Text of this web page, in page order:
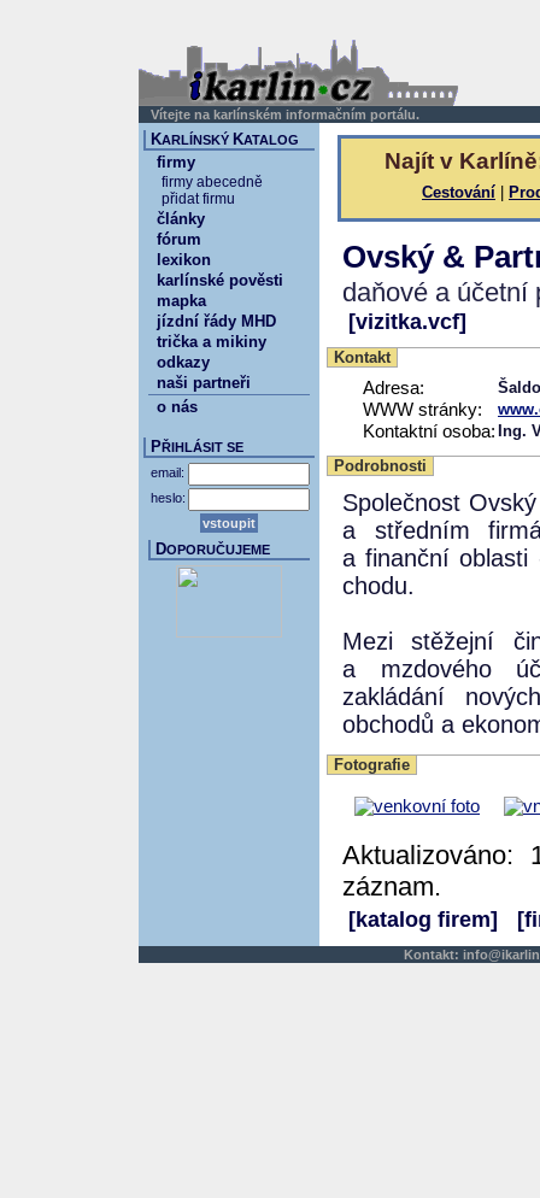
Vítejte na karlínském informačním portálu.
Najít v
Cestování
Ovský &
daňové a účetní
[vizitka.vcf]
Kontakt
Adresa:
WWW stránky:
Kontaktní osoba: Ing.
Podrobnosti
Společnost
a středním
a finanční oblasti
chodu.
Mezi stěžejní
a mzdového
zakládání
obchodů a
Fotografie
Aktualizováno:
záznam.
[katalog firem]
KARLÍNSKÝ KATALOG
firmy
firmy abecedně
přidat firmu
články
fórum
lexikon
karlínské pověsti
mapka
jízdní řády MHD
trička a mikiny
odkazy
naši partneři
o nás
PŘIHLÁSIT SE
email:
heslo:
DOPORUČUJEME
Kontakt: